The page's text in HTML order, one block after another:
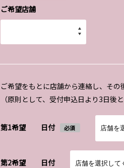
ご希望店舗
ご希望をもとに店舗から連絡し、その
（原則として、受付申込日より3日後
第1希望 日付 必須
第2希望 日付